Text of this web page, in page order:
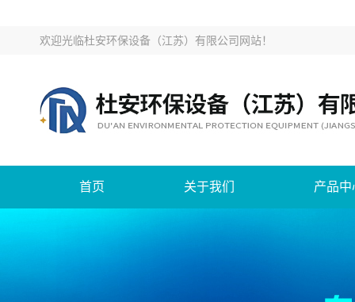
欢迎光临杜安环保设备（江苏）有限公司网站！
首页 关于我们 产品中